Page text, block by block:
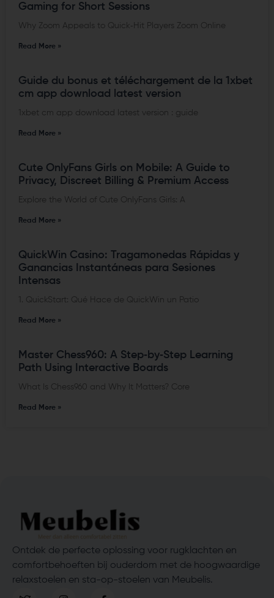
Gaming for Short Sessions
Why Zoom Appeals to Quick‑Hit Players Zoom Online
Read More »
Guide du bonus et téléchargement de la 1xbet
cm app download latest version
1xbet cm app download latest version : guide
Read More »
Cute OnlyFans Girls on Mobile: A Guide to
Privacy, Discreet Billing & Premium Access
Explore the World of Cute OnlyFans Girls: A
Read More »
QuickWin Casino: Tragamonedas Rápidas y
Ganancias Instantáneas para Sesiones
Intensas
1. QuickStart: Qué Hace de QuickWin un Patio
Read More »
Master Chess960: A Step‑by‑Step Learning
Path Using Interactive Boards
What Is Chess960 and Why It Matters? Core
Read More »
Ontdek de perfecte oplossing voor rugklachten en
comfortbehoeften bij ouderdom met de hoogwaardige
relaxstoelen en sta-op-stoelen van Meubelis.